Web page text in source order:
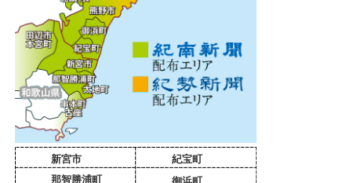
新宮市
那智勝浦町
紀宝町